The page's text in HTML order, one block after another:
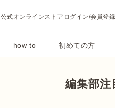
公式オンラインストア ログイン/会員登録
how to 初めての方
編集部注